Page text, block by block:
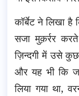
कॉर्बेट ने लिखा है
सजा मुक़र्रर
ज़िन्दगी में उसे
और यह भी कि
लिया गया था,